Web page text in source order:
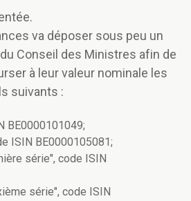
va déposer sous peu un
Conseil des Ministres afin de
à leur valeur nominale les
suivants :
BE0000101049;
ISIN BE0000105081;
série", code ISIN
série", code ISIN